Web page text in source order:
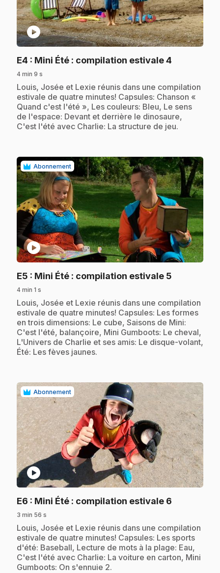
play_circle
E4 : Mini Été : compilation estivale 4
4 min 9 s
.Louis, Josée et Lexie réunis dans une compilation
estivale de quatre minutes! Capsules: Chanson «
Quand c'est l'été », Les couleurs: Bleu, Le sens
de l'espace: Devant et derrière le dinosaure,
C'est l'été avec Charlie: La structure de jeu.
Abonnement
play_circle
E5 : Mini Été : compilation estivale 5
4 min 1 s
.Louis, Josée et Lexie réunis dans une compilation
estivale de quatre minutes! Capsules: Les formes
en trois dimensions: Le cube, Saisons de Mini:
C'est l'été, balançoire, Mini Gumboots: Le cheval,
L'Univers de Charlie et ses amis: Le disque-volant,
Été: Les fèves jaunes.
Abonnement
play_circle
E6 : Mini Été : compilation estivale 6
3 min 56 s
.Louis, Josée et Lexie réunis dans une compilation
estivale de quatre minutes! Capsules: Les sports
d'été: Baseball, Lecture de mots à la plage: Eau,
C'est l'été avec Charlie: La voiture en carton, Mini
Gumboots: On s'ennuie 2.